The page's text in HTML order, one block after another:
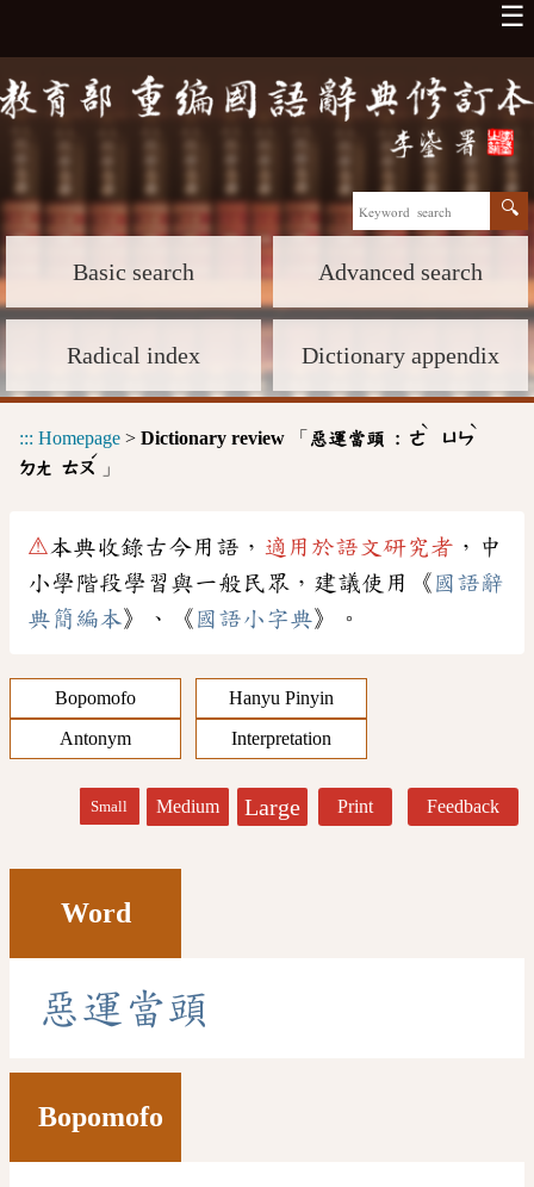
☰
Basic search Advanced search
Radical index Dictionary appendix
::: Homepage > Dictionary review 「 惡運當頭 : ㄜ
ˋ
ㄩㄣ
ˋ
ㄉㄤ ㄊㄡ
ˊ
」
⚠本典收錄古今用語， 適用於語文研究者 ，中
小學階段學習與一般民眾，建議使用《 國語辭
典簡編本》、《 國語小字典》。
Bopomofo
Hanyu Pinyin
Antonym
Interpretation
Small Medium Large Print Feedback
Word
惡運 當頭
Bopomofo